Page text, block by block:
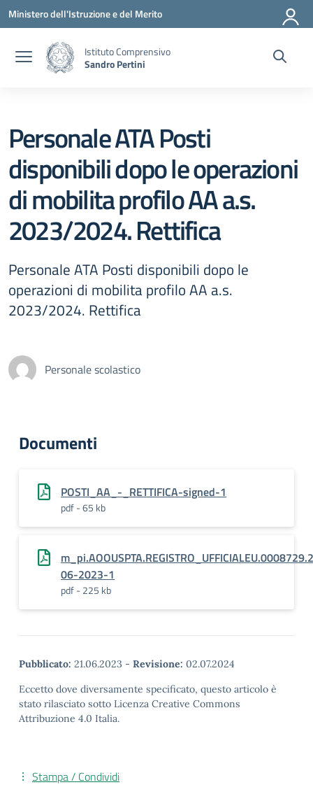
Vai ai contenuti
Vai al menu di navigazione
Vai al footer
Ministero dell'Istruzione e del Merito
Istituto Comprensivo
Sandro Pertini
Personale ATA Posti
disponibili dopo le operazioni
di mobilita profilo AA a.s.
2023/2024. Rettifica
Personale ATA Posti disponibili dopo le
operazioni di mobilita profilo AA a.s.
2023/2024. Rettifica
Personale scolastico
Documenti
POSTI_AA_-_RETTIFICA-signed-1
pdf - 65 kb
06-2023-1
pdf - 225 kb
Pubblicato: 21.06.2023 - Revisione: 02.07.2024
Eccetto dove diversamente specificato, questo articolo è
stato rilasciato sotto Licenza Creative Commons
Attribuzione 4.0 Italia.
Stampa / Condividi